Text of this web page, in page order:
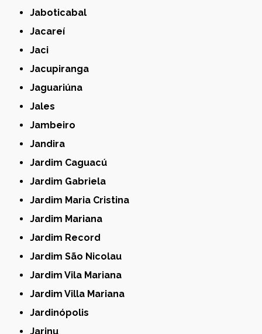
Jaboticabal
Jacareí
Jaci
Jacupiranga
Jaguariúna
Jales
Jambeiro
Jandira
Jardim Caguacú
Jardim Gabriela
Jardim Maria Cristina
Jardim Mariana
Jardim Record
Jardim São Nicolau
Jardim Vila Mariana
Jardim Villa Mariana
Jardinópolis
Jarinu